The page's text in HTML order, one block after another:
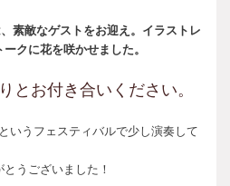
素敵なゲストをお迎え。イラストレ
クに花を咲かせました。
とお付き合いください。
いうフェスティバルで少し演奏して
うございました！